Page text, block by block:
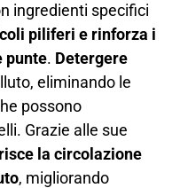
ingredienti specifici
piliferi e rinforza i
punte. Detergere
eliminando le
possono
Grazie alle sue
la circolazione
, migliorando